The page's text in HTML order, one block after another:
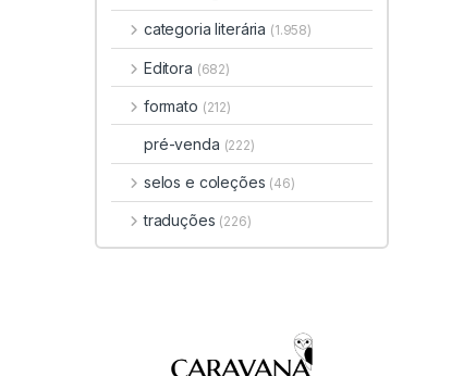
categoria literária (1.958)
Editora (682)
formato (212)
pré-venda (222)
selos e coleções (46)
traduções (226)